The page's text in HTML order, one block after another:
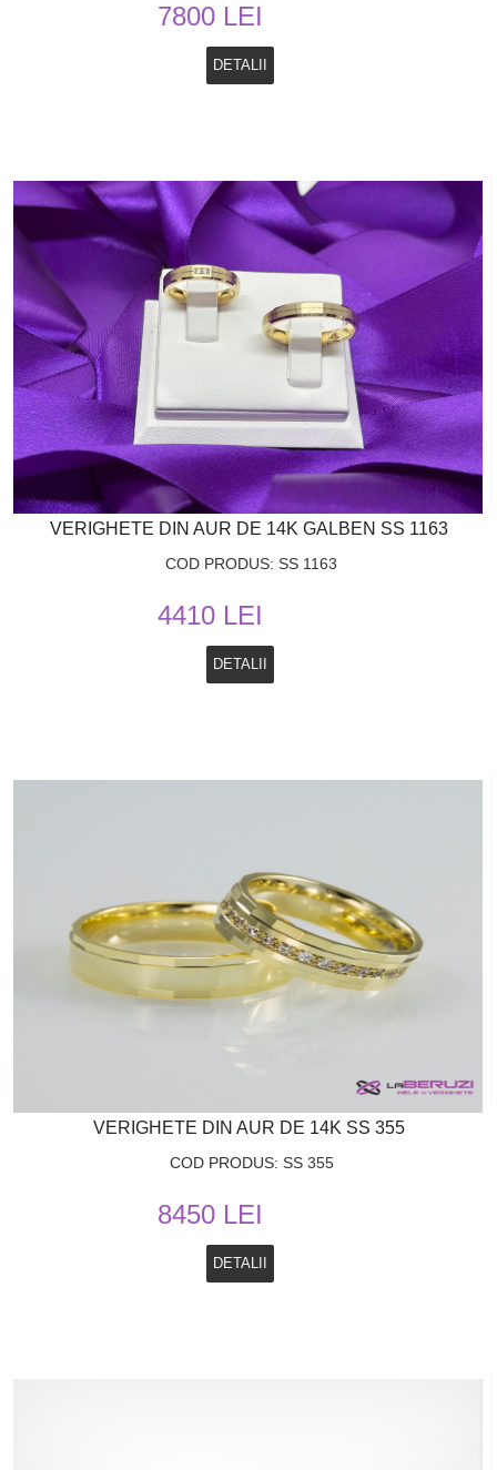
7800 LEI
DETALII
VERIGHETE DIN AUR DE 14K GALBEN SS 1163
COD PRODUS: SS 1163
4410 LEI
DETALII
VERIGHETE DIN AUR DE 14K SS 355
COD PRODUS: SS 355
8450 LEI
DETALII